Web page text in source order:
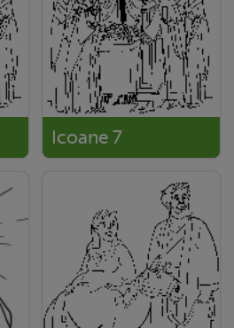
Icoane 7